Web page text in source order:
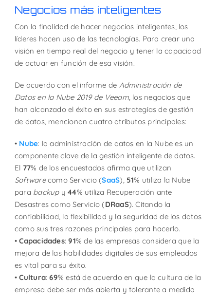
Negocios más inteligentes
Con la finalidad de hacer negocios inteligentes, los
líderes hacen uso de las tecnologías. Para crear una
visión en tiempo real del negocio y tener la capacidad
de actuar en función de esa visión.
De acuerdo con el informe de Administración de
Datos en la Nube 2019 de Veeam, los negocios que
han alcanzado el éxito en sus estrategias de gestión
de datos, mencionan cuatro atributos principales:
• Nube: la administración de datos en la Nube es un
componente clave de la gestión inteligente de datos.
El 77% de los encuestados afirma que utilizan
Softwarecomo Servicio (SaaS), 51% utiliza la Nube
para backupy44% utiliza Recuperación ante
Desastres como Servicio (DRaaS). Citando la
confiabilidad, la flexibilidad y la seguridad de los datos
como sus tres razones principales para hacerlo.
•Capacidades:91% de las empresas considera que la
mejora de las habilidades digitales de sus empleados
es vital para su éxito.
•Cultura:69% está de acuerdo en que la cultura de la
empresa debe ser más abierta y tolerante a medida